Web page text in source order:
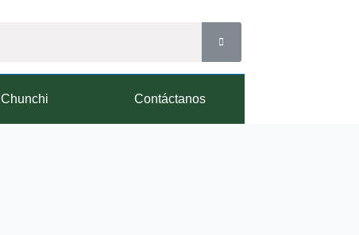
Chunchi Contáctanos